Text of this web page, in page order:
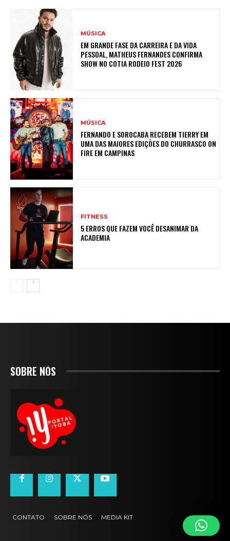
MÚSICA
EM GRANDE FASE DA CARREIRA E DA VIDA
PESSOAL, MATHEUS FERNANDES CONFIRMA
SHOW NO COTIA RODEIO FEST 2026
MÚSICA
FERNANDO E SOROCABA RECEBEM TIERRY EM
UMA DAS MAIORES EDIÇÕES DO CHURRASCO ON
FIRE EM CAMPINAS
FITNESS
5 ERROS QUE FAZEM VOCÊ DESANIMAR DA
ACADEMIA
SOBRE NÓS
CONTATO SOBRE NÓS MEDIA KIT